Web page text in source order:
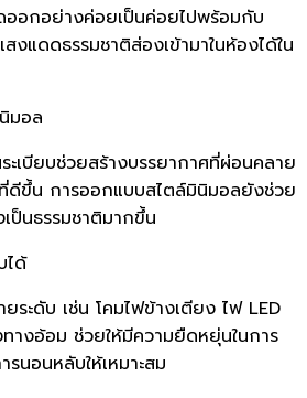
ออกอย่างค่อยเป็นค่อยไปพร้อมกับ
งแดดธรรมชาติส่องเข้ามาในห้องได้ใน
มอล
ะเบียบช่วยสร้างบรรยากาศที่ผ่อนคลาย
ดีขึ้น การออกแบบสไตล์มินิมอลยังช่วย
ป็นธรรมชาติมากขึ้น
ได้
ระดับ เช่น โคมไฟข้างเตียง ไฟ LED
างอ้อม ช่วยให้มีความยืดหยุ่นในการ
นอนหลับให้เหมาะสม